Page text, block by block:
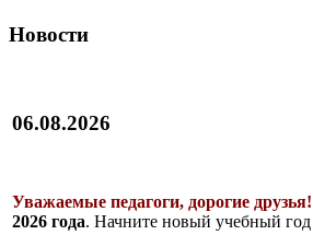
Новости
06.08.2026
Уважаемые педагоги, дорогие друзья!
2026 года. Начните новый учебный